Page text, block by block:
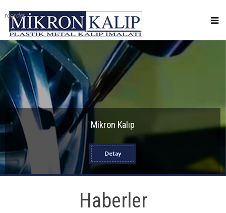
reorder
Mikron Kalıp
Detay
Haberler